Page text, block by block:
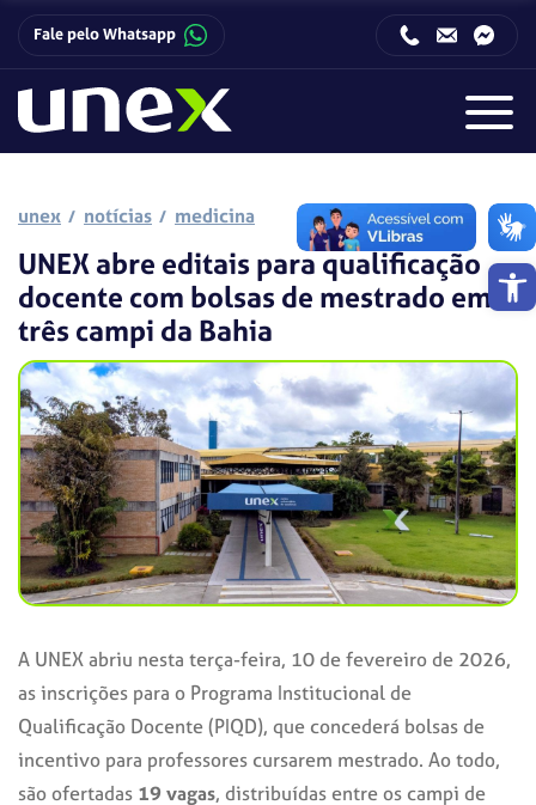
Barra
Fale pelo Whatsapp
unex notícias medicina
UNEX abre editais para qualificação
docente com bolsas de mestrado em
três campi da Bahia
A UNEX abriu nesta terça-feira, 10 de fevereiro de 2026,
as inscrições para o Programa Institucional de
Qualificação Docente (PIQD), que concederá bolsas de
incentivo para professores cursarem mestrado. Ao todo,
são ofertadas 19 vagas, distribuídas entre os campi de